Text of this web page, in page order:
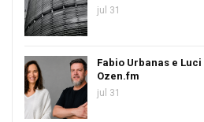
jul 31
Fabio Urbanas e
Ozen.fm
jul 31